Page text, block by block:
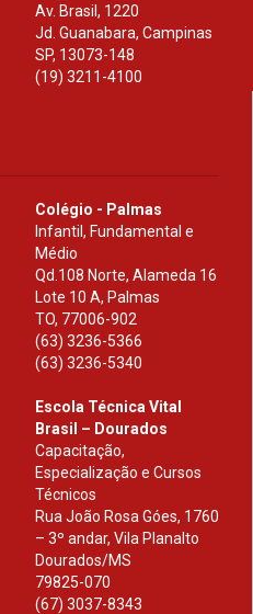
Av. Brasil, 1220
Jd. Guanabara, Campinas
SP, 13073-148
(19) 3211-4100
Colégio - Palmas
Infantil, Fundamental e
Médio
Qd.108 Norte, Alameda 16
Lote 10 A, Palmas
TO, 77006-902
(63) 3236-5366
(63) 3236-5340
Escola Técnica Vital
Brasil – Dourados
Capacitação,
Especialização e Cursos
Técnicos
Rua João Rosa Góes, 1760
– 3º andar, Vila Planalto
Dourados/MS
79825-070
(67) 3037-8343